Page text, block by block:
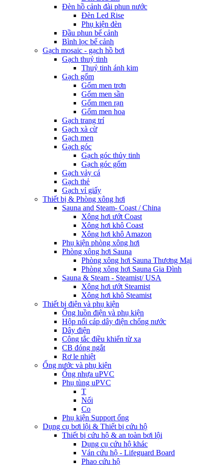
Đèn hồ cảnh đài phun nước
Đèn Led Rise
Phụ kiện đèn
Đầu phun bể cảnh
Bình lọc bể cảnh
Gạch mosaic - gạch hồ bơi
Gạch thuỷ tinh
Thuỷ tinh ánh kim
Gạch gốm
Gốm men trơn
Gốm men sần
Gốm men rạn
Gốm men hoa
Gạch trang trí
Gạch xà cừ
Gạch men
Gạch góc
Gạch góc thủy tinh
Gạch góc gốm
Gạch vảy cá
Gạch thẻ
Gạch vỉ giấy
Thiết bị & Phòng xông hơi
Sauna and Steam- Coast / China
Xông hơi ướt Coast
Xông hơi khô Coast
Xông hơi khô Amazon
Phụ kiện phòng xông hơi
Phòng xông hơi Sauna
Phòng xông hơi Sauna Thương Mại
Phòng xông hơi Sauna Gia Đình
Sauna & Steam - Steamist/ USA
Xông hơi ướt Steamist
Xông hơi khô Steamist
Thiết bị điện và phụ kiện
Ống luồn điện và phụ kiện
Hộp nối cáp dây điện chống nước
Dây điện
Công tắc điều khiển từ xa
CB đóng ngắt
Rơ le nhiệt
Ống nước và phụ kiện
Ống nhựa uPVC
Phụ tùng uPVC
T
Nối
Co
Phụ kiện Support ống
Dụng cụ bơi lội & Thiết bị cứu hộ
Thiết bị cứu hộ & an toàn bơi lội
Dụng cụ cứu hộ khác
Ván cứu hộ - Lifeguard Board
Phao cứu hộ